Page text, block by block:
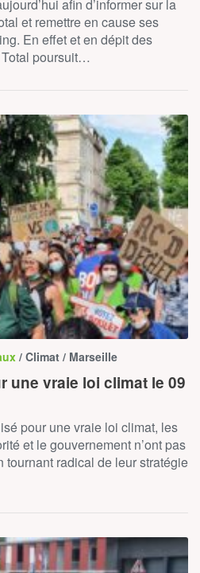
afin d’informer sur la
et remettre en cause ses
En effet et en dépit des
poursuit…
/ Climat / Marseille
une vraie loi climat le 09
pour une vraie loi climat, les
et le gouvernement n’ont pas
tournant radical de leur stratégie